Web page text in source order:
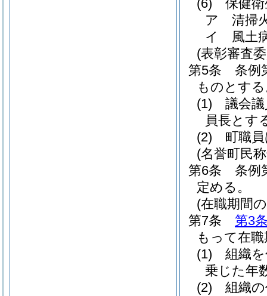
(6)
保健
ア
清掃
イ
風土
(表彰審査
第5条
条例
ものとす
(1)
議会
員長とす
(2)
町職
(名誉町民
第6条
条例
定める。
(在職期間
第7条
第3
もって在
(1)
組織
乗じた年
(2)
組織